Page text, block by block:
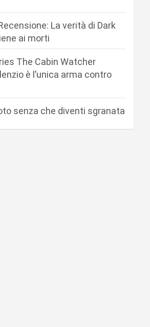
La verità di Dark
ai morti
The Cabin Watcher
è l’unica arma contro
senza che diventi sgranata